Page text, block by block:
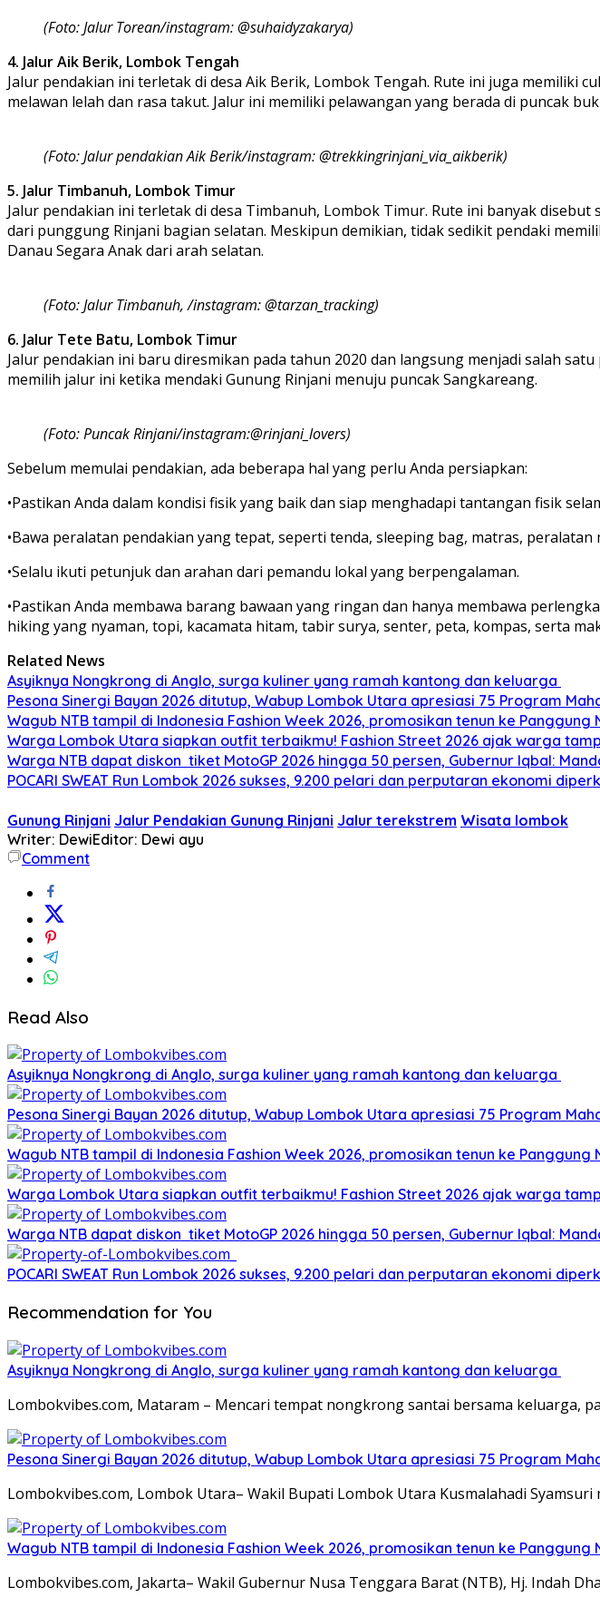
(Foto: Jalur Torean/instagram: @suhaidyzakarya)
4. Jalur Aik Berik, Lombok Tengah
Jalur pendakian ini terletak di desa Aik Berik, Lombok Tengah. Rute ini juga memiliki
melawan lelah dan rasa takut. Jalur ini memiliki pelawangan yang berada di puncak
(Foto: Jalur pendakian Aik Berik/instagram: @trekkingrinjani_via_aikberik)
5. Jalur Timbanuh, Lombok Timur
Jalur pendakian ini terletak di desa Timbanuh, Lombok Timur. Rute ini banyak
dari punggung Rinjani bagian selatan. Meskipun demikian, tidak sedikit pendaki
Danau Segara Anak dari arah selatan.
(Foto: Jalur Timbanuh, /instagram: @tarzan_tracking)
6. Jalur Tete Batu, Lombok Timur
Jalur pendakian ini baru diresmikan pada tahun 2020 dan langsung menjadi salah
memilih jalur ini ketika mendaki Gunung Rinjani menuju puncak Sangkareang.
(Foto: Puncak Rinjani/instagram:@rinjani_lovers)
Sebelum memulai pendakian, ada beberapa hal yang perlu Anda persiapkan:
•Pastikan Anda dalam kondisi fisik yang baik dan siap menghadapi tantangan fisik
•Bawa peralatan pendakian yang tepat, seperti tenda, sleeping bag, matras, peralatan
•Selalu ikuti petunjuk dan arahan dari pemandu lokal yang berpengalaman.
•Pastikan Anda membawa barang bawaan yang ringan dan hanya membawa
hiking yang nyaman, topi, kacamata hitam, tabir surya, senter, peta, kompas, serta
Related News
Asyiknya Nongkrong di Anglo, surga kuliner yang ramah kantong dan keluarga
Pesona Sinergi Bayan 2026 ditutup, Wabup Lombok Utara apresiasi 75 Program
Wagub NTB tampil di Indonesia Fashion Week 2026, promosikan tenun ke Panggung
Warga Lombok Utara siapkan outfit terbaikmu! Fashion Street 2026 ajak warga
Warga NTB dapat diskon tiket MotoGP 2026 hingga 50 persen, Gubernur Iqbal:
POCARI SWEAT Run Lombok 2026 sukses, 9.200 pelari dan perputaran ekonomi
Gunung Rinjani Jalur Pendakian Gunung Rinjani Jalur terekstrem Wisata lombok
Writer: DewiEditor: Dewi ayu
Comment
Read Also
Asyiknya Nongkrong di Anglo, surga kuliner yang ramah kantong dan keluarga
Pesona Sinergi Bayan 2026 ditutup, Wabup Lombok Utara apresiasi 75 Program
Wagub NTB tampil di Indonesia Fashion Week 2026, promosikan tenun ke Panggung
Warga Lombok Utara siapkan outfit terbaikmu! Fashion Street 2026 ajak warga
Warga NTB dapat diskon tiket MotoGP 2026 hingga 50 persen, Gubernur Iqbal:
POCARI SWEAT Run Lombok 2026 sukses, 9.200 pelari dan perputaran ekonomi
Recommendation for You
Asyiknya Nongkrong di Anglo, surga kuliner yang ramah kantong dan keluarga
Lombokvibes.com, Mataram – Mencari tempat nongkrong santai bersama keluarga,
Pesona Sinergi Bayan 2026 ditutup, Wabup Lombok Utara apresiasi 75 Program
Lombokvibes.com, Lombok Utara– Wakil Bupati Lombok Utara Kusmalahadi
Wagub NTB tampil di Indonesia Fashion Week 2026, promosikan tenun ke Panggung
Lombokvibes.com, Jakarta– Wakil Gubernur Nusa Tenggara Barat (NTB), Hj. Indah